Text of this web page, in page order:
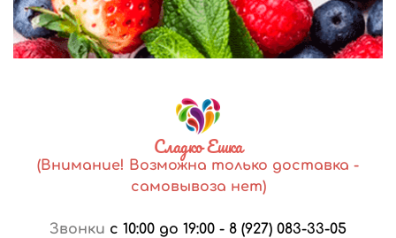
Сладко Ешка
(Внимание! Возможна только доставка -
самовывоза нет)
Звонки с 10:00 до 19:00 - 8 (927) 083-33-05